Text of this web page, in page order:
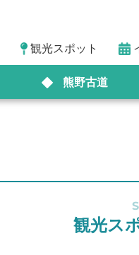
観光スポット
熊野古道
観光ス